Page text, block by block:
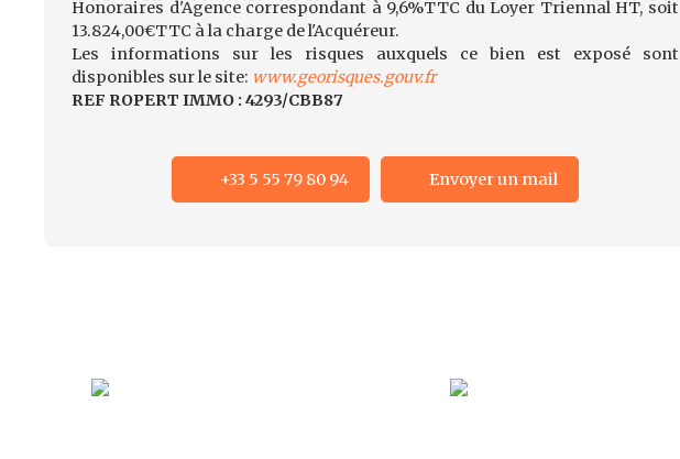
Honoraires d'Agence correspondant à 9,6%TTC du Loyer Triennal HT, soit
13.824,00€TTC à la charge de l'Acquéreur.
Les informations sur les risques auxquels ce bien est exposé sont
disponibles sur le site: www.georisques.gouv.fr
REF ROPERT IMMO : 4293/CBB87
+33 5 55 79 80 94 Envoyer un mail